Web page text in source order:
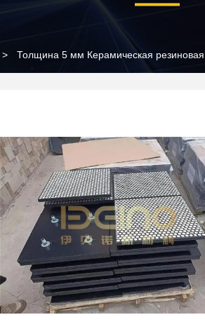
> Толщина 5 мм Керамическая резиновая